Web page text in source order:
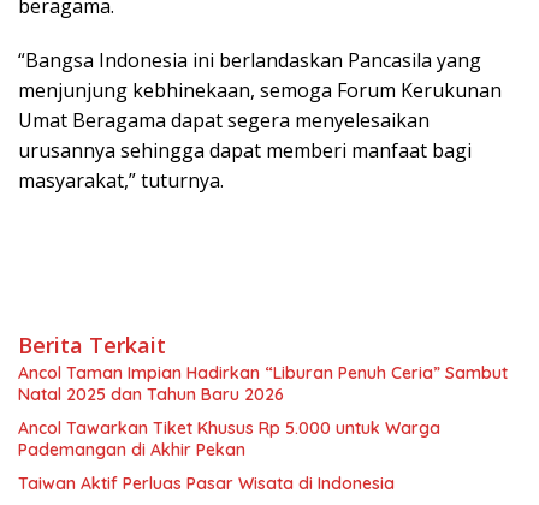
beragama.
“Bangsa Indonesia ini berlandaskan Pancasila yang
menjunjung kebhinekaan, semoga Forum Kerukunan
Umat Beragama dapat segera menyelesaikan
urusannya sehingga dapat memberi manfaat bagi
masyarakat,” tuturnya.
Berita Terkait
Ancol Taman Impian Hadirkan “Liburan Penuh Ceria” Sambut
Natal 2025 dan Tahun Baru 2026
Ancol Tawarkan Tiket Khusus Rp 5.000 untuk Warga
Pademangan di Akhir Pekan
Taiwan Aktif Perluas Pasar Wisata di Indonesia